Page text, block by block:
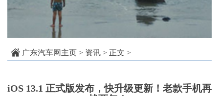
广东汽车网主页 > 资讯 > 正文 >
iOS 13.1 正式版发布，快升级更新！老款手机再